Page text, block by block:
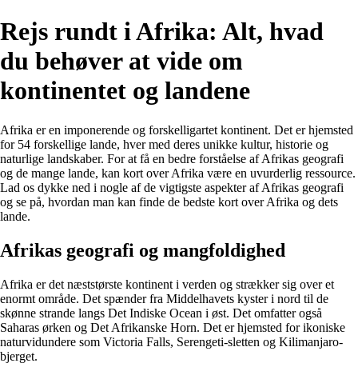
Rejs rundt i Afrika: Alt, hvad
du behøver at vide om
kontinentet og landene
Afrika er en imponerende og forskelligartet kontinent. Det er hjemsted
for 54 forskellige lande, hver med deres unikke kultur, historie og
naturlige landskaber. For at få en bedre forståelse af Afrikas geografi
og de mange lande, kan kort over Afrika være en uvurderlig ressource.
Lad os dykke ned i nogle af de vigtigste aspekter af Afrikas geografi
og se på, hvordan man kan finde de bedste kort over Afrika og dets
lande.
Afrikas geografi og mangfoldighed
Afrika er det næststørste kontinent i verden og strækker sig over et
enormt område. Det spænder fra Middelhavets kyster i nord til de
skønne strande langs Det Indiske Ocean i øst. Det omfatter også
Saharas ørken og Det Afrikanske Horn. Det er hjemsted for ikoniske
naturvidundere som Victoria Falls, Serengeti-sletten og Kilimanjaro-
bjerget.